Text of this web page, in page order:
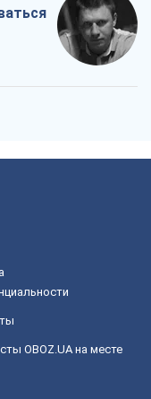
OBOZ.UA на месте